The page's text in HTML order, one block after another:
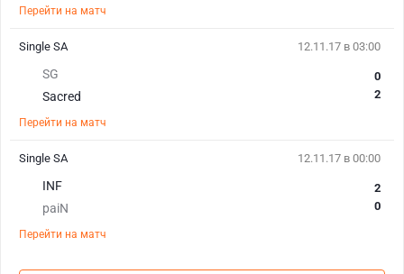
Перейти на матч
12.11.17 в 03:00
SG
Sacred
0
2
Перейти на матч
Single SA
12.11.17 в 00:00
INF
paiN
2
0
Перейти на матч
Single SA